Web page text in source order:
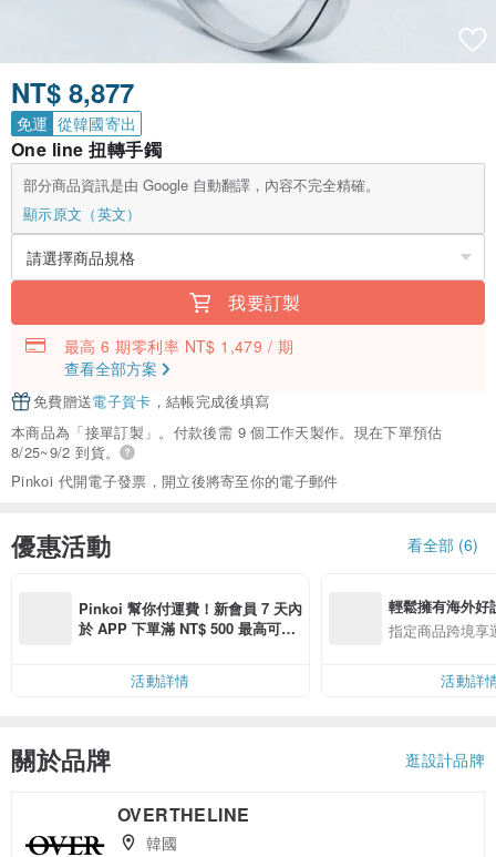
NT$ 8,877
免運 從韓國寄出
One line 扭轉手鐲
部分商品資訊是由 Google 自動翻譯，內容不完全精確。
顯示原文（英文）
我要訂製
最高 6 期零利率 NT$ 1,479 / 期
查看全部方案
免費贈送電子賀卡 ，結帳完成後填寫
本商品為「接單訂製」。付款後需 9 個工作天製作。現在下單預估
8/25~9/2 到貨。
Pinkoi 代開電子發票，開立後將寄至你的電子郵件
優惠活動 看全部 (6)
Pinkoi 幫你付運費！新會員 7 天內
於 APP 下單滿 NT$ 500 最高可折
活動詳情
輕鬆擁有海外好
指定商品跨境享
活動詳
關於品牌 逛設計品牌
OVERTHELINE
韓國